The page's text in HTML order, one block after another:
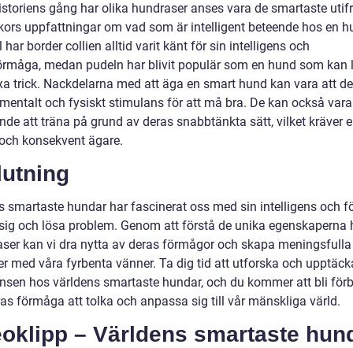
gång har olika hundraser anses vara de smartaste
uppfattningar om vad som är intelligent beteende hos en
har border collien alltid varit känt för sin intelligens och
medan pudeln har blivit populär som en hund som kan
trick. Nackdelarna med att äga en smart hund kan vara att
och fysiskt stimulans för att må bra. De kan också vara
att träna på grund av deras snabbtänkta sätt, vilket kräver
konsekvent ägare.
smartaste hundar har fascinerat oss med sin intelligens och
och lösa problem. Genom att förstå de unika egenskaperna
kan vi dra nytta av deras förmågor och skapa meningsfulla
med våra fyrbenta vänner. Ta dig tid att utforska och
hos världens smartaste hundar, och du kommer att bli
förmåga att tolka och anpassa sig till vår mänskliga värld.
– Världens smartaste